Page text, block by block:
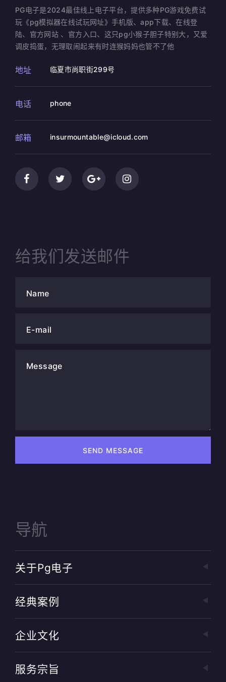
PG电子是2024最佳线上电子平台，提供多种PG游戏免费试
玩《pg模拟器在线试玩网址》手机版、app下载、在线登
陆、官方网站 、官方入口、这只pg小猴子胆子特别大，又爱
调皮捣蛋，无理取闹起来有时连猴妈妈也管不了他
地址 临夏市尚职街299号
电话 phone
邮箱 insurmountable@icloud.com
给我们发送邮件
Name
E-mail
Message
SEND MESSAGE
导航
关于pg电子
经典案例
企业文化
服务宗旨